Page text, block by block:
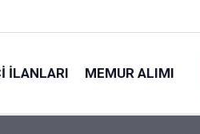
İLANLARI MEMUR ALIMI